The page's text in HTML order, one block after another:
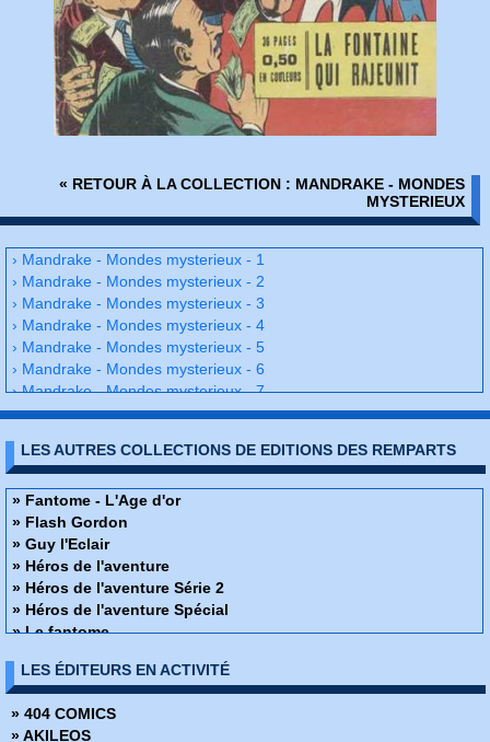
« RETOUR À LA COLLECTION : MANDRAKE - MONDES
MYSTERIEUX
› Mandrake - Mondes mysterieux - 1
› Mandrake - Mondes mysterieux - 2
› Mandrake - Mondes mysterieux - 3
› Mandrake - Mondes mysterieux - 4
› Mandrake - Mondes mysterieux - 5
› Mandrake - Mondes mysterieux - 6
› Mandrake - Mondes mysterieux - 7
› Mandrake - Mondes mysterieux - 8
› Mandrake - Mondes mysterieux - 10
› Mandrake - Mondes mysterieux - 11
› Mandrake - Mondes mysterieux - 12
› Mandrake - Mondes mysterieux - 13
› Mandrake - Mondes mysterieux - 14
› Mandrake - Mondes mysterieux - 15
› Mandrake - Mondes mysterieux - 16
› Mandrake - Mondes mysterieux - 17
› Mandrake - Mondes mysterieux - 18
› Mandrake - Mondes mysterieux - 20
› Mandrake - Mondes mysterieux - 21
› Mandrake - Mondes mysterieux - 22
LES AUTRES COLLECTIONS DE EDITIONS DES REMPARTS
» Fantome - L'Age d'or
» Flash Gordon
» Guy l'Eclair
» Héros de l'aventure
» Héros de l'aventure Série 2
» Héros de l'aventure Spécial
» Le fantome
» Les héros du mystère
» Les héros du mystère spécial
» Magnus - An 4000
LES ÉDITEURS EN ACTIVITÉ
» 404 COMICS
» AKILEOS